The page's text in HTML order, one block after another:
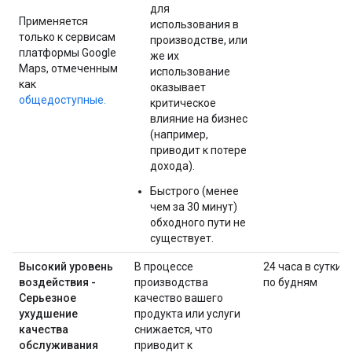
Применяется
только к сервисам
платформы Google
Maps, отмеченным
как
общедоступные.
для
использования в
производстве, или
же их
использование
оказывает
критическое
влияние на бизнес
(например,
приводит к потере
дохода).
Быстрого (менее
чем за 30 минут)
обходного пути не
существует.
Высокий уровень
воздействия -
Серьезное
ухудшение
качества
обслуживания
В процессе
производства
качество вашего
продукта или услуги
снижается, что
приводит к
24 часа в сутки
по будням